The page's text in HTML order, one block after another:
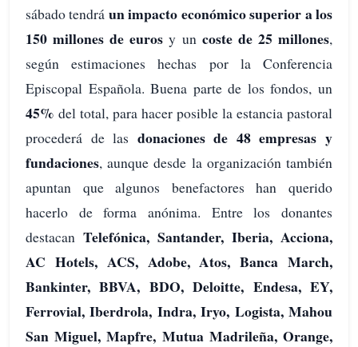
sábado tendrá un impacto económico superior a los
150 millones de euros y un coste de 25 millones,
según estimaciones hechas por la Conferencia
Episcopal Española. Buena parte de los fondos, un
45% del total, para hacer posible la estancia pastoral
procederá de las donaciones de 48 empresas y
fundaciones, aunque desde la organización también
apuntan que algunos benefactores han querido
hacerlo de forma anónima. Entre los donantes
destacan Telefónica, Santander, Iberia, Acciona,
AC Hotels, ACS, Adobe, Atos, Banca March,
Bankinter, BBVA, BDO, Deloitte, Endesa, EY,
Ferrovial, Iberdrola, Indra, Iryo, Logista, Mahou
San Miguel, Mapfre, Mutua Madrileña, Orange,